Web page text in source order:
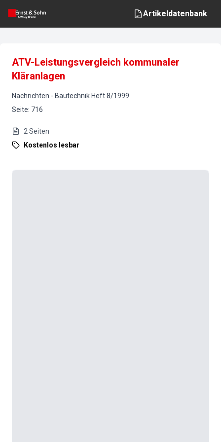
Artikeldatenbank
ATV-Leistungsvergleich kommunaler
Kläranlagen
Nachrichten - Bautechnik Heft8/1999
Seite: 716
2 Seiten
Kostenlos lesbar